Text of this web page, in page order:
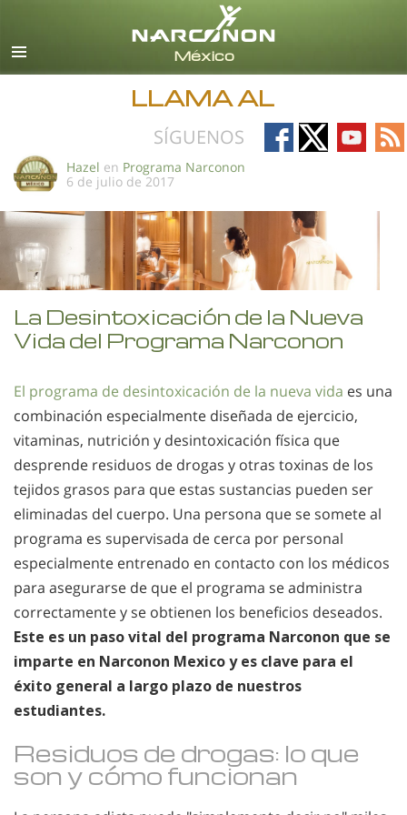
Español
Todas las Regiones/Idiomas
LLAMA AL
SÍGUENOS
Follow
on
Follow
on
Follow
on
on
Hazel en Programa Narconon
6 de julio de 2017
La Desintoxicación de la Nueva
Vida del Programa Narconon
El programa de desintoxicación de la nueva vida es una
combinación especialmente diseñada de ejercicio,
vitaminas, nutrición y desintoxicación física que
desprende residuos de drogas y otras toxinas de los
tejidos grasos para que estas sustancias pueden ser
eliminadas del cuerpo. Una persona que se somete al
programa es supervisada de cerca por personal
especialmente entrenado en contacto con los médicos
para asegurarse de que el programa se administra
correctamente y se obtienen los beneficios deseados.
Este es un paso vital del programa Narconon que se
imparte en Narconon Mexico y es clave para el
éxito general a largo plazo de nuestros
estudiantes.
Residuos de drogas: lo que
son y cómo funcionan